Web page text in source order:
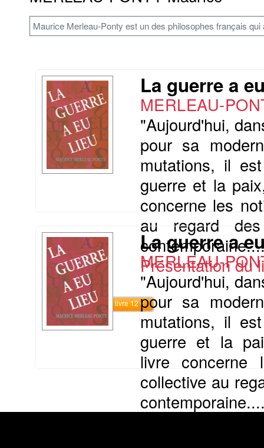
Maurice Merleau-Ponty est un des philosophes français
La guerre a
MERLEAU-
"Aujourd'hui,
pour sa
mutations, il
guerre et la
concerne les
au regard
Présentation du
Commander le livre 12 €
La guerre a
MERLEAU-
"Aujourd'hui,
pour sa
mutations, il
guerre et la
livre concerne
collective au